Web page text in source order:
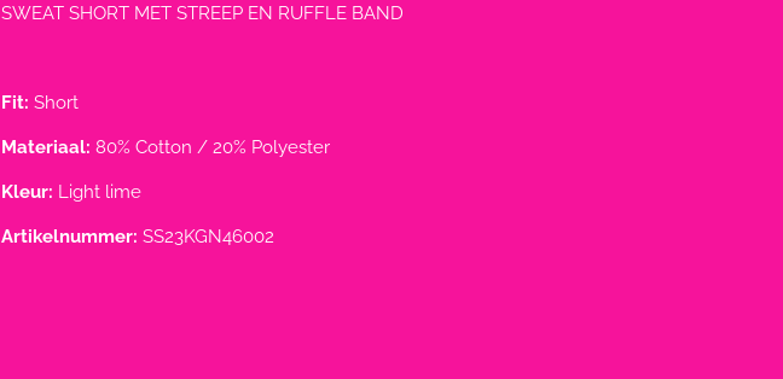
SWEAT SHORT MET STREEP EN RUFFLE BAND
Fit: Short
Materiaal: 80% Cotton / 20% Polyester
Kleur: Light lime
Artikelnummer: SS23KGN46002